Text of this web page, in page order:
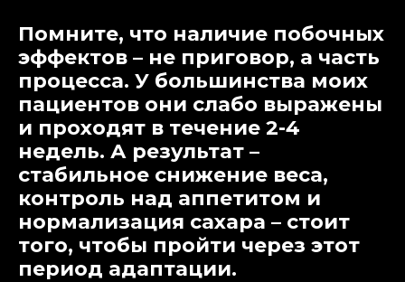
Помните, что наличие побочных
эффектов – не приговор, а часть
процесса. У большинства моих
пациентов они слабо выражены
и проходят в течение 2-4
недель. А результат –
стабильное снижение веса,
контроль над аппетитом и
нормализация сахара – стоит
того, чтобы пройти через этот
период адаптации.